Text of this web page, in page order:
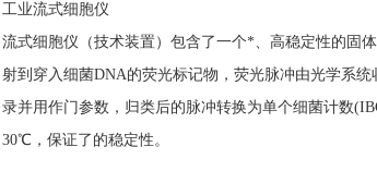
工业流式细胞仪
流式细胞仪（技术装置）包含了一个*、高稳定性的固
射到穿入细菌DNA的荧光标记物，荧光脉冲由光学系
录并用作门参数，归类后的脉冲转换为单个细菌计数
30℃，保证了的稳定性。